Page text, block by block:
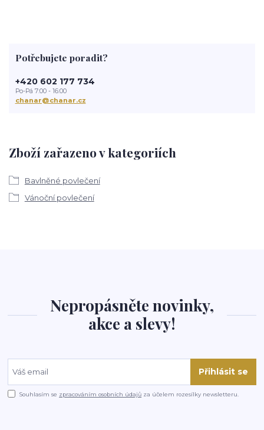
Zboží zařazeno v kategoriích
Bavlněné povlečení
Vánoční povlečení
Potřebujete poradit?
+420 602 177 734
Po-Pá 7:00 - 16:00
chanar@chanar.cz
Nepropásněte novinky,
akce a slevy!
Přihlásit se
Souhlasím se zpracováním osobních údajů za účelem rozesílky newsletteru.